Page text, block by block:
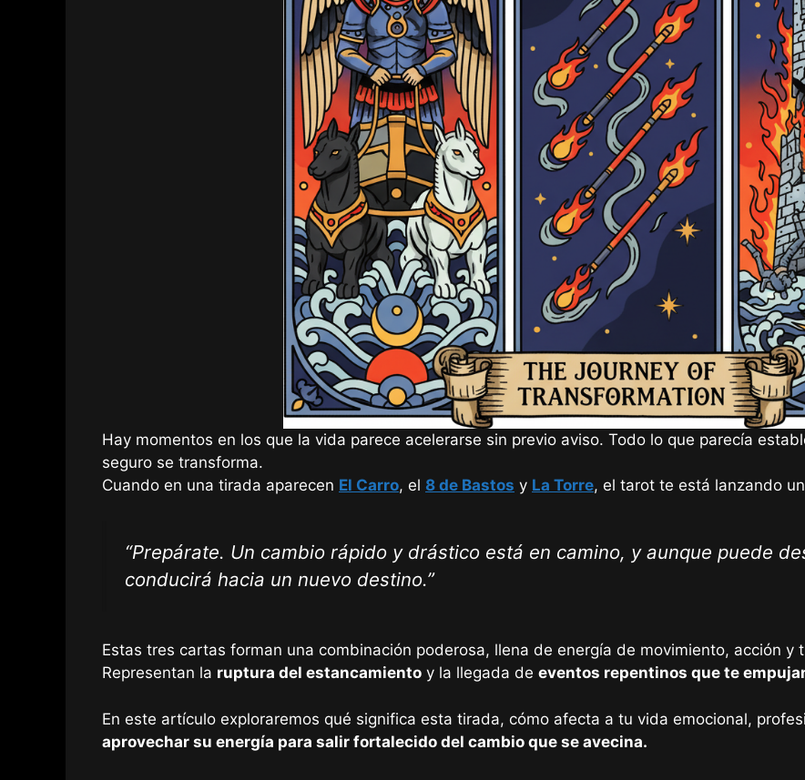
Hay momentos en los que la vida parece acelerarse sin previo aviso. Todo lo que parecía
seguro se transforma.
Cuando en una tirada aparecen El Carro, el 8 de Bastos y La Torre, el tarot te está lanzando
“Prepárate. Un cambio rápido y drástico está en camino, y aunque puede
conducirá hacia un nuevo destino.”
Estas tres cartas forman una combinación poderosa, llena de energía de movimiento, acción y
Representan la ruptura del estancamiento y la llegada de eventos repentinos que te
En este artículo exploraremos qué significa esta tirada, cómo afecta a tu vida emocional,
aprovechar su energía para salir fortalecido del cambio que se avecina.